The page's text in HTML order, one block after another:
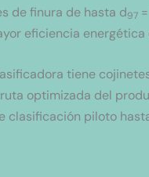
de finura de hasta d97
eficiencia energética
tiene
optimizada del
clasificación piloto